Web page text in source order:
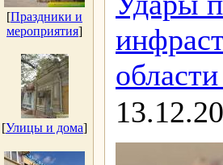
[Праздники и
мероприятия]
[Улицы и дома]